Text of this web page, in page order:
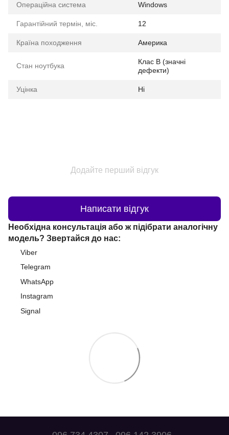
Операційна система Windows
Гарантійний термін, міс. 12
Країна походження Америка
Стан ноутбука
Клас B (значні
дефекти)
Уцінка Ні
Додайте перший відгук
Написати відгук
Необхідна консультація або ж підібрати аналогічну
модель? Звертайся до нас:
Viber
Telegram
WhatsApp
Instagram
Signal